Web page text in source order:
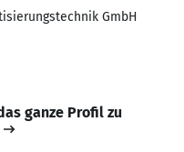
GmbH
ganze Profil zu